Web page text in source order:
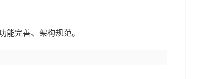
能完善、架构规范。